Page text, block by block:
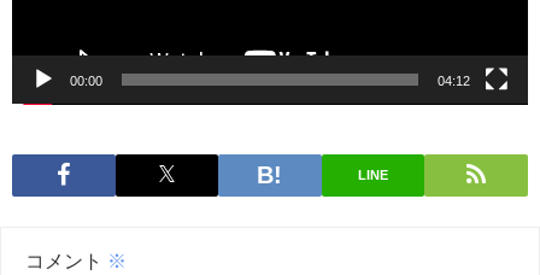
00:00 04:12
LINE
コメント ※